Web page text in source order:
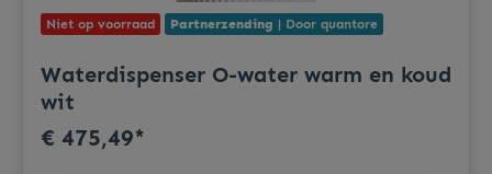
Niet op voorraad Partnerzending | Door quantore
Waterdispenser O-water warm en koud
wit
€ 475,49*